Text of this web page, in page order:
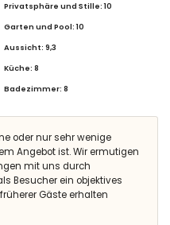
Privatsphäre und Stille: 10
Garten und Pool: 10
Aussicht: 9,3
Küche: 8
Badezimmer: 8
oder nur sehr wenige
Angebot ist. Wir ermutigen
mit uns durch
Besucher ein objektives
Gäste erhalten